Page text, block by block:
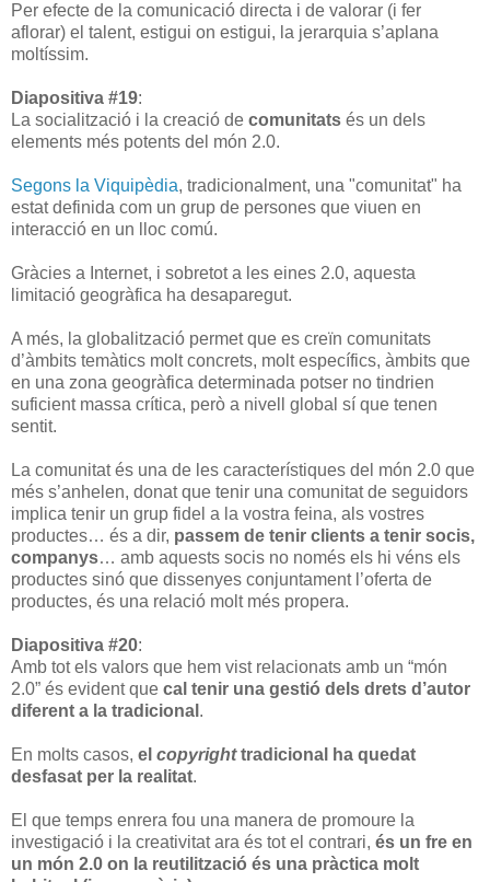
Per efecte de la comunicació directa i de valorar (i fer
aflorar) el talent, estigui on estigui, la jerarquia s’aplana
moltíssim.
Diapositiva #19:
La socialització i la creació de comunitats és un dels
elements més potents del món 2.0.
Segons la Viquipèdia, tradicionalment, una "comunitat" ha
estat definida com un grup de persones que viuen en
interacció en un lloc comú.
Gràcies a Internet, i sobretot a les eines 2.0, aquesta
limitació geogràfica ha desaparegut.
A més, la globalització permet que es creïn comunitats
d’àmbits temàtics molt concrets, molt específics, àmbits que
en una zona geogràfica determinada potser no tindrien
suficient massa crítica, però a nivell global sí que tenen
sentit.
La comunitat és una de les característiques del món 2.0 que
més s’anhelen, donat que tenir una comunitat de seguidors
implica tenir un grup fidel a la vostra feina, als vostres
productes… és a dir, passem de tenir clients a tenir socis,
companys… amb aquests socis no només els hi véns els
productes sinó que dissenyes conjuntament l’oferta de
productes, és una relació molt més propera.
Diapositiva #20:
Amb tot els valors que hem vist relacionats amb un “món
2.0” és evident que cal tenir una gestió dels drets d’autor
diferent a la tradicional .
En molts casos, el copyrighttradicional ha quedat
desfasat per la realitat.
El que temps enrera fou una manera de promoure la
investigació i la creativitat ara és tot el contrari, és un fre en
un món 2.0 on la reutilització és una pràctica molt